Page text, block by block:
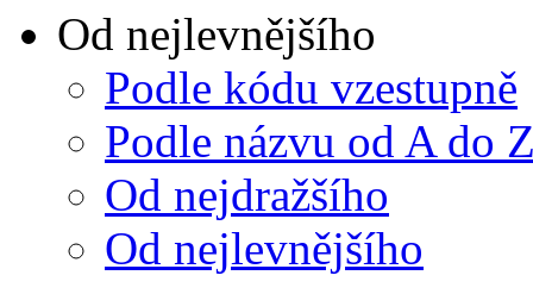
Od nejlevnějšího
Podle kódu vzestupně
Podle názvu od A do
Od nejdražšího
Od nejlevnějšího